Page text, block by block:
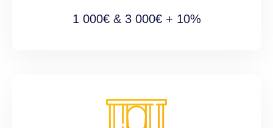
1 000€ & 3 000€ + 10%